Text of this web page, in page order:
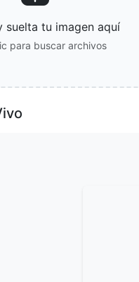
suelta tu imagen aquí
para buscar archivos